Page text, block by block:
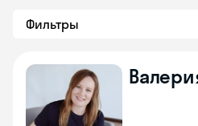
Фильтры